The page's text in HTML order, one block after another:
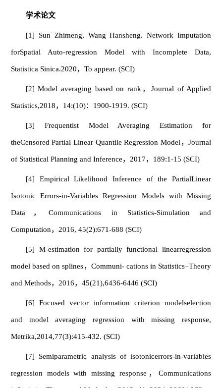
学术论文
[1] Sun Zhimeng, Wang Hansheng. Network Imputation
forSpatial Auto-regression Model with Incomplete Data,
Statistica Sinica.2020，To appear. (SCI)
[2] Model averaging based on rank，Journal of Applied
Statistics,2018，14:(10)：1900-1919. (SCI)
[3] Frequentist Model Averaging Estimation for
theCensored Partial Linear Quantile Regression Model，Journal
of Statistical Planning and Inference，2017，189:1-15 (SCI)
[4] Empirical Likelihood Inference of the PartialLinear
Isotonic Errors-in-Variables Regression Models with Missing
Data，Communications in Statistics-Simulation and
Computation，2016, 45(2):671-688 (SCI)
[5] M-estimation for partially functional linearregression
model based on splines，Communi- cations in Statistics–Theory
and Methods，2016，45(21),6436-6446 (SCI)
[6] Focused vector information criterion modelselection
and model averaging regression with missing response,
Metrika,2014,77(3):415-432. (SCI)
[7] Semiparametric analysis of isotonicerrors-in-variables
regression models with missing response，Communications